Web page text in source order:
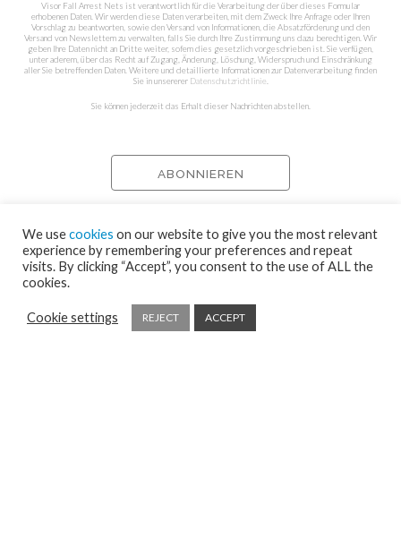
Visor Fall Arrest Nets ist verantwortlich für die Verarbeitung der über dieses Formular
erhobenen Daten. Wir werden diese Daten verarbeiten, mit dem Zweck Ihre Anfrage oder Ihren
Vorschlag zu beantworten, sowie den Versand von Informationen, die Absatzförderung und den
Versand von Newslettern zu verwalten, falls Sie durch Ihre Zustimmung uns dazu berechtigen. Wir
geben Ihre Daten nicht an Dritte weiter, sofern dies gesetzlich vorgeschrieben ist. Sie verfügen,
unter aderem, über das Recht auf Zugang, Änderung, Löschung, Widerspruch und Einschränkung
aller Sie betreffenden Daten. Weitere und detaillierte Informationen zur Datenverarbeitung finden
Sie in unsererer Datenschutzrichtlinie
Sie können jederzeit das Erhalt dieser Nachrichten abstellen.
We usecookies on our website to give you the most relevant
experience by remembering your preferences and repeat
visits. By clicking “Accept”, you consent to the use of ALL the
cookies.
Cookie settings REJECT ACCEPT